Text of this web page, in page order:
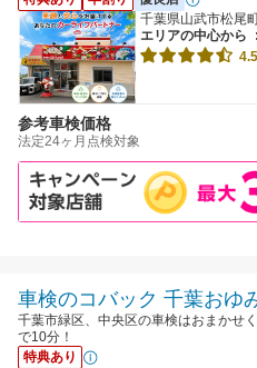
千葉県山武市松尾
エリアの中心から
4.5
参考車検価格
法定24ヶ月点検対象
車検のコバック 千葉おゆ
千葉市緑区、中央区の車検はおまかせ
で10分！
特典あり